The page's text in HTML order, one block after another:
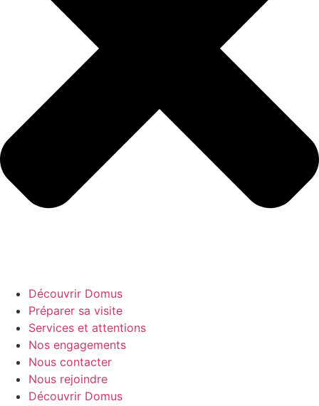
Découvrir Domus
Préparer sa visite
Services et attentions
Nos engagements
Nous contacter
Nous rejoindre
Découvrir Domus